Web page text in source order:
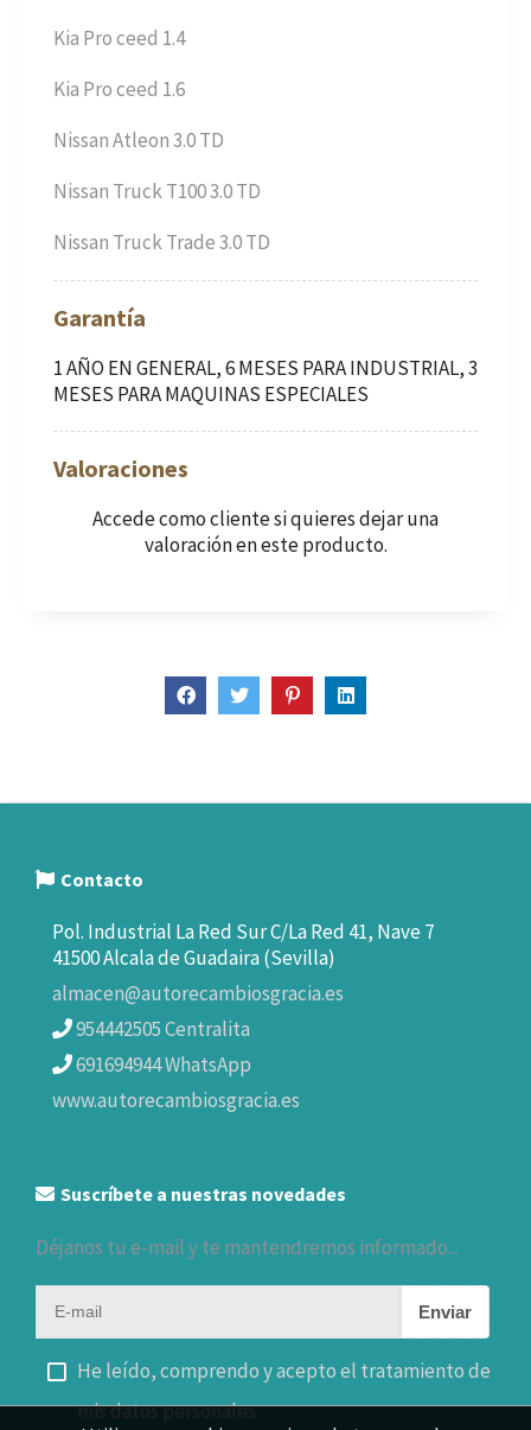
Kia Pro ceed 1.4
Kia Pro ceed 1.6
Nissan Atleon 3.0 TD
Nissan Truck T100 3.0 TD
Nissan Truck Trade 3.0 TD
Garantía
1 AÑO EN GENERAL, 6 MESES PARA INDUSTRIAL, 3
MESES PARA MAQUINAS ESPECIALES
Valoraciones
Accede como clientesi quieres dejar una
valoración en este producto.
Contacto
Pol. Industrial La Red Sur C/La Red 41, Nave 7
41500 Alcala de Guadaira (Sevilla)
almacen@autorecambiosgracia.es
954442505 Centralita
691694944 WhatsApp
www.autorecambiosgracia.es
Suscríbete a nuestras novedades
Déjanos tu e-mail y te mantendremos informado...
Enviar
He leído, comprendo y acepto el tratamiento de
mis datos personales.